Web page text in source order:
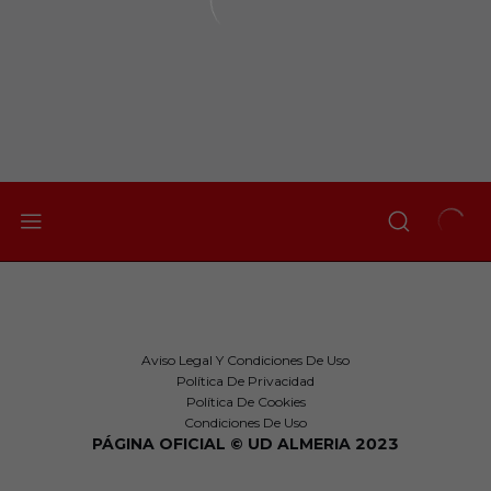
Aviso Legal Y Condiciones De Uso
Política De Privacidad
Política De Cookies
Condiciones De Uso
PÁGINA OFICIAL © UD ALMERIA 2023